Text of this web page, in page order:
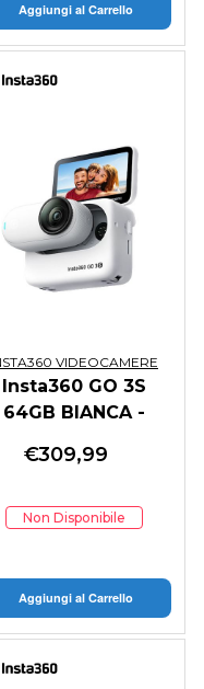
Aggiungi al Carrello
VIDEOCAMERE
Insta360 GO 3S
64GB BIANCA -
€309,99
Non Disponibile
Aggiungi al Carrello